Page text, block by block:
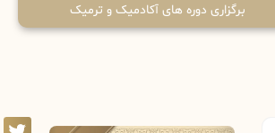
برگزاری دوره های آکادمیک و ترمیک